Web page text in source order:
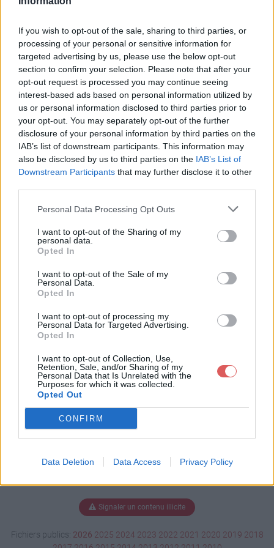
If you wish to opt-out of the sale, sharing to third parties, or
processing of your personal or sensitive information for
targeted advertising by us, please use the below opt-out
section to confirm your selection. Please note that after your
opt-out request is processed you may continue seeing
interest-based ads based on personal information utilized by
us or personal information disclosed to third parties prior to
your opt-out. You may separately opt-out of the further
disclosure of your personal information by third parties on the
IAB’s list of downstream participants. This information may
also be disclosed by us to third parties on the IAB’s List of
Downstream Participants that may further disclose it to other
Personal Data Processing Opt Outs
I want to opt-out of the Sharing of my
personal data.
Opted In
I want to opt-out of the Sale of my
Personal Data.
Opted In
I want to opt-out of processing my
Personal Data for Targeted Advertising.
Opted In
I want to opt-out of Collection, Use,
Retention, Sale, and/or Sharing of my
Personal Data that Is Unrelated with the
Purposes for which it was collected.
Opted Out
CONFIRM
Data Deletion Data Access Privacy Policy
La présente page de téléchargement a été vue 1570 fois depuis
l'envoi du fichier
Page de téléchargement
https://www.petit-fichier.fr/2011/08/09/formulaire-1/ Copier
Partager le fichier formulaire.odt
sur le Web et les réseaux
sociaux:
Télécharger le fichier formulaire.
Télécharger formulaire.odt
Télécharger le fichier (19 Ko)
Signaler un contenu illicite
Fichiers publics: 2026 2025 2024 2023 2022 2021 2020 2019 2018